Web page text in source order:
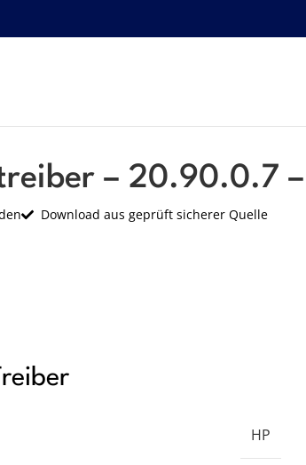
– 20.90.0.7
Download aus geprüft sicherer Quelle
HP